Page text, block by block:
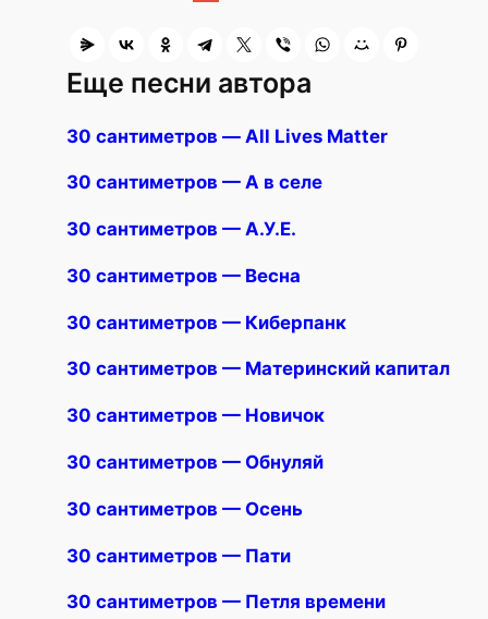
Еще песни автора
30 сантиметров — All Lives Matter
30 сантиметров — А в селе
30 сантиметров — А.У.Е.
30 сантиметров — Весна
30 сантиметров — Киберпанк
30 сантиметров — Материнский капитал
30 сантиметров — Новичок
30 сантиметров — Обнуляй
30 сантиметров — Осень
30 сантиметров — Пати
30 сантиметров — Петля времени